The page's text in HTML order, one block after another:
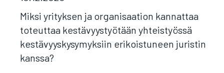
Miksi yrityksen ja organisaation kannattaa
toteuttaa kestävyystyötään yhteistyössä
kestävyyskysymyksiin erikoistuneen juristin
kanssa?